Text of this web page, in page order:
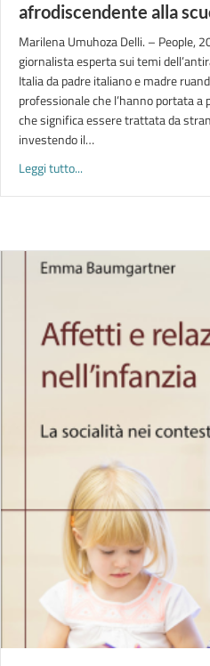
afrodiscendente alla
Marilena Umuhoza Delli. – People,
giornalista esperta sui temi
Italia da padre italiano e madre
professionale che l’hanno portata
che significa essere trattata da
investendo il…
Leggi tutto...